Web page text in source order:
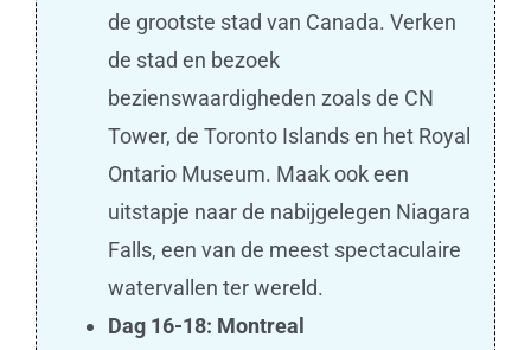
de grootste stad van Canada. Verken
de stad en bezoek
bezienswaardigheden zoals de CN
Tower, de Toronto Islands en het Royal
Ontario Museum. Maak ook een
uitstapje naar de nabijgelegen Niagara
Falls, een van de meest spectaculaire
watervallen ter wereld.
Dag 16-18: Montreal